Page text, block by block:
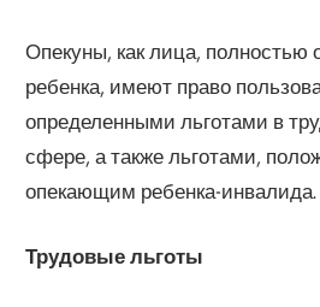
Опекуны, как лица, полностью
ребенка, имеют право
определенными льготами в
сфере, а также льготами,
опекающим ребенка-инвалида.
Трудовые льготы